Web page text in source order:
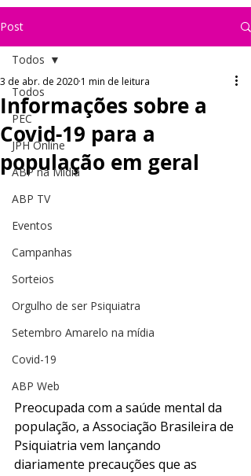
Post
Todos
PEC
JPH Online
ABP na Mídia
ABP TV
Eventos
Campanhas
Sorteios
Orgulho de ser Psiquiatra
Setembro Amarelo na mídia
Covid-19
ABP Web
Todos
Informações sobre a
Covid-19 para a
população em geral
3 de abr. de 2020 1 min de leitura
Preocupada com a saúde mental da
população, a Associação Brasileira de
Psiquiatria vem lançando
diariamente precauções que as